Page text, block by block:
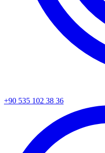
+90 535 102 38 36